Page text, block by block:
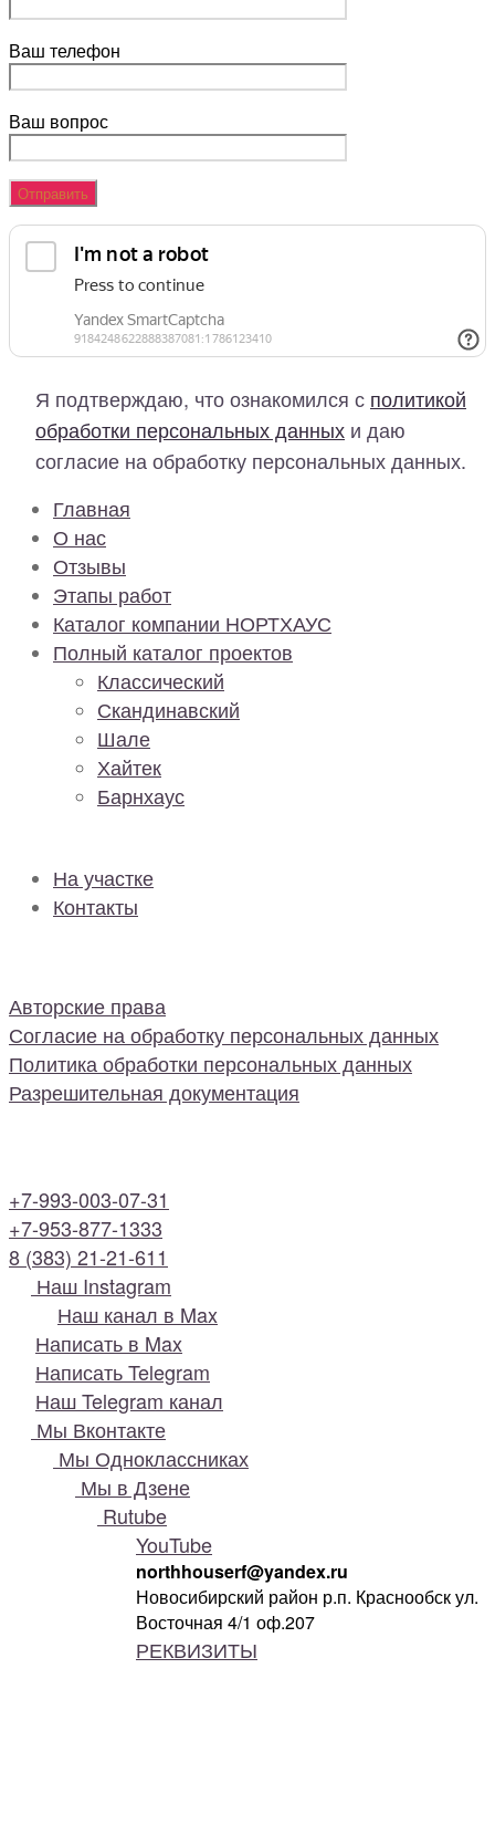
Ваш телефон
Ваш вопрос
Я подтверждаю, что ознакомился с политикой
обработки персональных данных и даю
согласие на обработку персональных данных.
Главная
О нас
Отзывы
Этапы работ
Каталог компании НОРТХАУС
Полный каталог проектов
Классический
Скандинавский
Шале
Хайтек
Барнхаус
На участке
Контакты
Авторские права
Согласие на обработку персональных данных
Политика обработки персональных данных
Разрешительная документация
+7-993-003-07-31
+7-953-877-1333
8 (383) 21-21-611
Наш Instagram
Наш канал в Max
Написать в Max
Написать Telegram
Наш Telegram канал
Мы Вконтакте
Мы Одноклассниках
Мы в Дзене
Rutube
YouTube
northhouserf@yandex.ru
Новосибирский район р.п. Краснообск ул.
Восточная 4/1 оф.207
РЕКВИЗИТЫ